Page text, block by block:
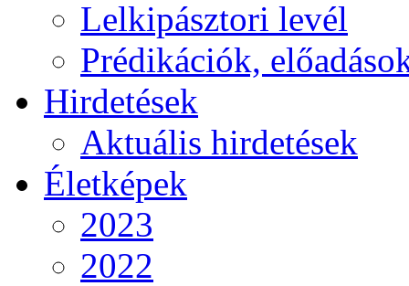
Lelkipásztori levél
Prédikációk,
Hirdetések
Aktuális hirdetések
Életképek
2023
2022